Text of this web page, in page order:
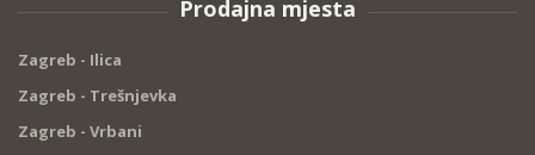
Prodajna mjesta
Zagreb - Ilica
Zagreb - Trešnjevka
Zagreb - Vrbani